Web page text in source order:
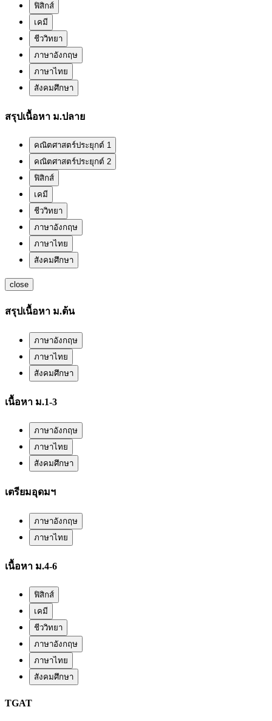
ฟิสิกส์
เคมี
ชีววิทยา
ภาษาอังกฤษ
ภาษาไทย
สังคมศึกษา
สรุปเนื้อหา ม.ปลาย
คณิตศาสตร์ประยุกต์ 1
คณิตศาสตร์ประยุกต์ 2
ฟิสิกส์
เคมี
ชีววิทยา
ภาษาอังกฤษ
ภาษาไทย
สังคมศึกษา
close
สรุปเนื้อหา ม.ต้น
ภาษาอังกฤษ
ภาษาไทย
สังคมศึกษา
เนื้อหา ม.1-3
ภาษาอังกฤษ
ภาษาไทย
สังคมศึกษา
เตรียมอุดมฯ
ภาษาอังกฤษ
ภาษาไทย
เนื้อหา ม.4-6
ฟิสิกส์
เคมี
ชีววิทยา
ภาษาอังกฤษ
ภาษาไทย
สังคมศึกษา
TGAT